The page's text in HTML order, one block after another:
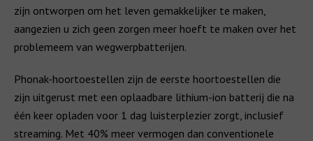
zijn ontworpen om het leven gemakkelijker te maken,
aangezien u zich geen zorgen meer hoeft te maken over het
problemeem van wegwerpbatterijen.
Phonak-hoortoestellen zijn de eerste hoortoestellen die
zijn uitgerust met een oplaadbare lithium-ion batterij die na
één keer opladen voor 1 dag luisterplezier zorgt, inclusief
streaming. Met 40% meer vermogen dan conventionele